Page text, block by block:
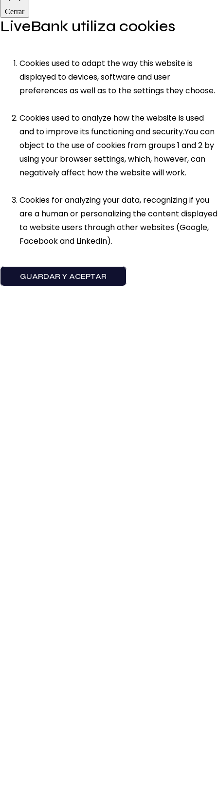
Cerrar
LiveBank utiliza cookies
Cookies used to adapt the way this website is
displayed to devices, software and user
preferences as well as to the settings they choose.
Cookies used to analyze how the website is used
and to improve its functioning and security.You can
object to the use of cookies from groups 1 and 2 by
using your browser settings, which, however, can
negatively affect how the website will work.
Cookies for analyzing your data, recognizing if you
are a human or personalizing the content displayed
to website users through other websites (Google,
Facebook and LinkedIn).
GUARDAR Y ACEPTAR